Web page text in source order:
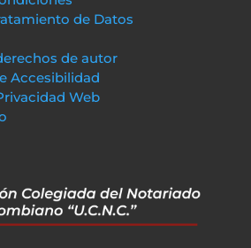
de Datos
de autor
Accesibilidad
Web